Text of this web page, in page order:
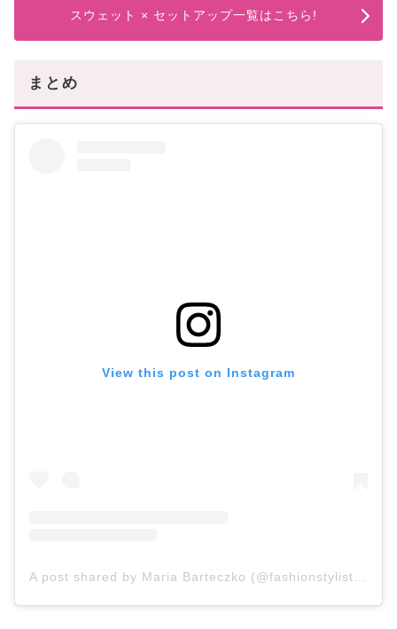
スウェット × セットアップ一覧はこちら!
まとめ
View this post on Instagram